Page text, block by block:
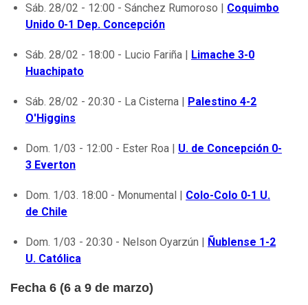
Sáb. 28/02 - 12:00 - Sánchez Rumoroso | Coquimbo
Unido 0-1 Dep. Concepción
Sáb. 28/02 - 18:00 - Lucio Fariña | Limache 3-0
Huachipato
Sáb. 28/02 - 20:30 - La Cisterna | Palestino 4-2
O'Higgins
Dom. 1/03 - 12:00 - Ester Roa | U. de Concepción 0-
3 Everton
Dom. 1/03. 18:00 - Monumental | Colo-Colo 0-1 U.
de Chile
Dom. 1/03 - 20:30 - Nelson Oyarzún | Ñublense 1-2
U. Católica
Fecha 6 (6 a 9 de marzo)